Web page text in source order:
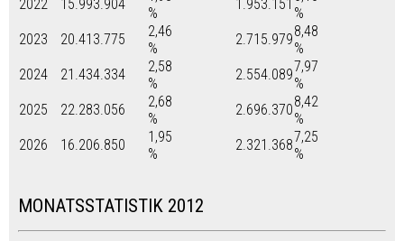
2022
15.993.904
%
1.953.151
%
2023
20.413.775
2,46
%
2.715.9798,48
%
2024
21.434.334
2,58
%
2.554.0897,97
%
2025
22.283.056
2,68
%
2.696.3708,42
%
2026
16.206.850
1,95
%
2.321.3687,25
%
MONATSSTATISTIK 2012